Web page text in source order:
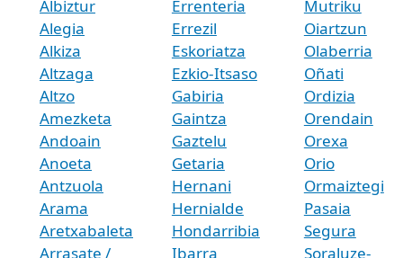
Albiztur
Alegia
Alkiza
Altzaga
Altzo
Amezketa
Andoain
Anoeta
Antzuola
Arama
Aretxabaleta
Arrasate /
Errenteria
Errezil
Eskoriatza
Ezkio-Itsaso
Gabiria
Gaintza
Gaztelu
Getaria
Hernani
Hernialde
Hondarribia
Ibarra
Mutriku
Oiartzun
Olaberria
Oñati
Ordizia
Orendain
Orexa
Orio
Ormaiztegi
Pasaia
Segura
Soraluze-